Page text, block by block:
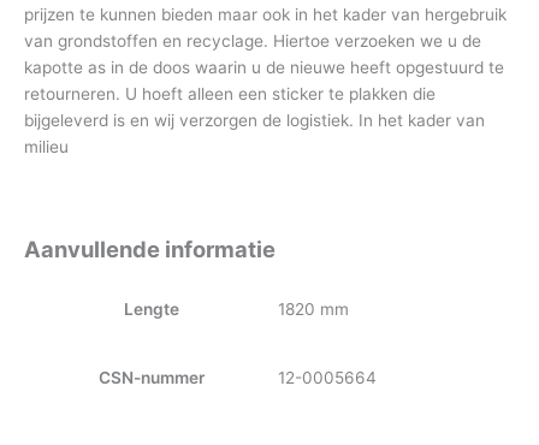
prijzen te kunnen bieden maar ook in het kader van hergebruik
van grondstoffen en recyclage. Hiertoe verzoeken we u de
kapotte as in de doos waarin u de nieuwe heeft opgestuurd te
retourneren. U hoeft alleen een sticker te plakken die
bijgeleverd is en wij verzorgen de logistiek. In het kader van
milieu
Aanvullende informatie
Lengte 1820 mm
CSN-nummer 12-0005664